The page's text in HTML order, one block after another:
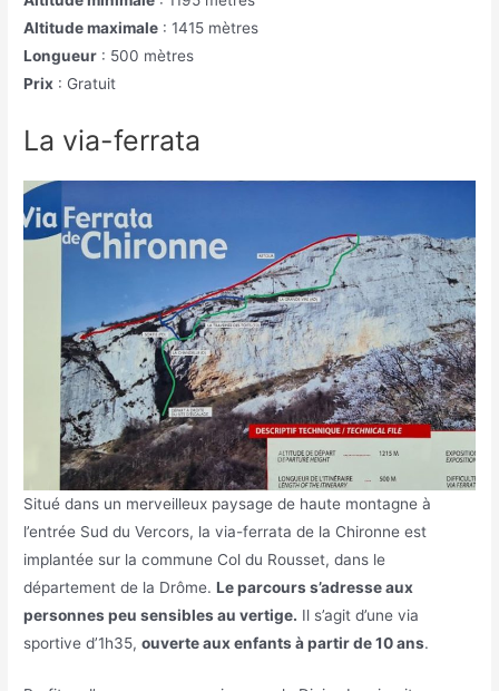
Altitude maximale : 1415 mètres
Longueur : 500 mètres
Prix : Gratuit
La via-ferrata
Situé dans un merveilleux paysage de haute montagne à
l’entrée Sud du Vercors, la via-ferrata de la Chironne est
implantée sur la commune Col du Rousset, dans le
département de la Drôme.Le parcours s’adresse aux
personnes peu sensibles au vertige. Il s’agit d’une via
sportive d’1h35,ouverte aux enfants à partir de 10 ans.